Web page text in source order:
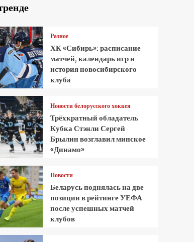
Разное
ХК «Сибирь»: расписание
матчей, календарь игр и
история новосибирского
клуба
Новости белорусского хоккея
Трёхкратный обладатель
Кубка Стэнли Сергей
Брылин возглавил минское
«Динамо»
Новости
Беларусь поднялась на две
позиции в рейтинге УЕФА
после успешных матчей
клубов